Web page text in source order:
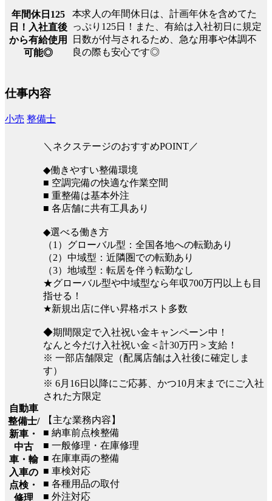
年間休日125
日！入社直後
から有給使用
可能◎
本求人の年間休日は、計画年休を含めてた
っぷり125日！また、有給は入社初日に規定
日数が付与されるため、急な用事や体調不
良の際も安心です◎
仕事内容
小売 整備士
自動車
整備士/
新車・
中古
車・輸
入車の
点検・
修理
＼ネクステージのおすすめPOINT／
◆働きやすい整備環境
■ 空調完備の快適な作業空間
■ 重整備は基本外注
■ 各店舗に共有工具あり
◆選べる働き方
（1）グローバル型：全国各地への転勤あり
（2）中域型：近隣圏での転勤あり
（3）地域型：転居を伴う転勤なし
★グローバル型や中域型なら年収700万円以上も目
指せる！
★新規出店に伴い昇格ポスト多数
◆期間限定で入社祝い金キャンペーン中！
なんと今だけ入社祝い金＜計30万円＞支給！
※ 一部店舗限定（配属店舗は入社後に確定しま
す）
※ 6月16日以降にご応募、かつ10月末までにご入社
された方限定
【主な業務内容】
■ 納車前点検整備
■ 一般修理・在庫修理
■ 在庫車両の整備
■ 車検対応
■ 各種用品の取付
■ 外注対応